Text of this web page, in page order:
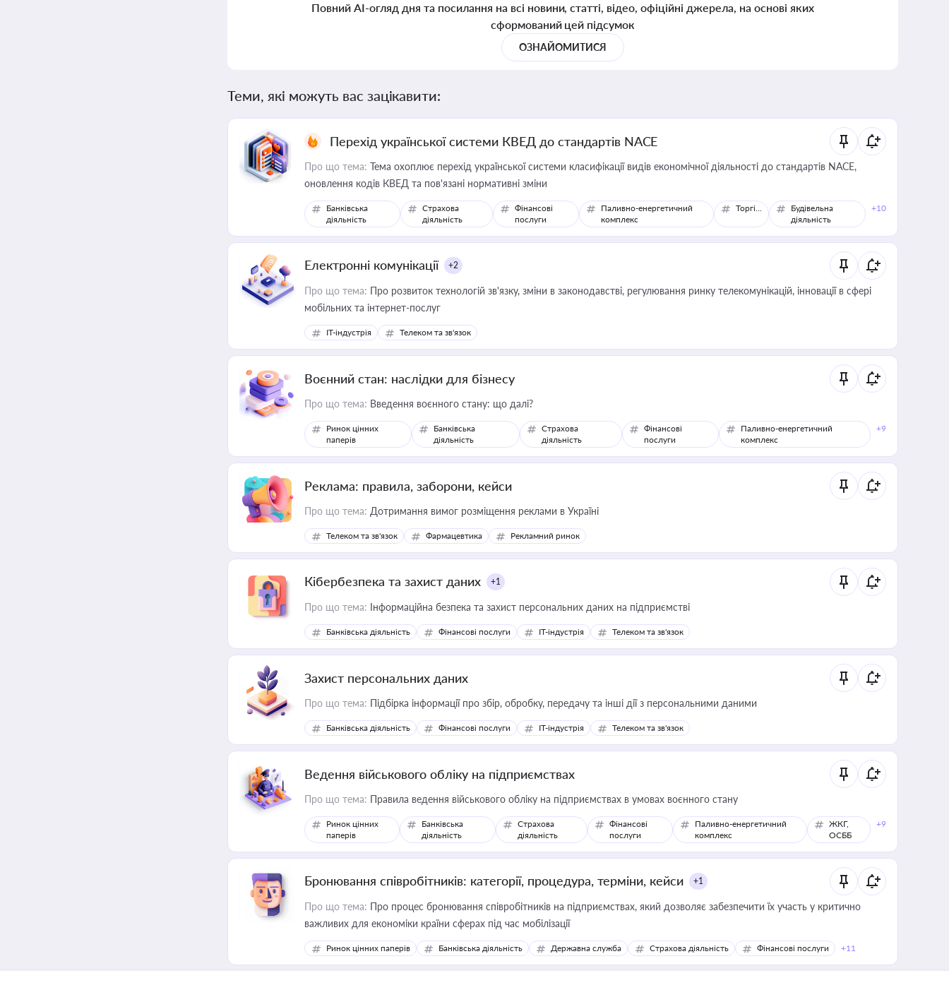
Повний AI-огляд дня та посилання на всі новини, статті, відео, офіційні джерела, на основі яких
сформований цей підсумок
ОЗНАЙОМИТИСЯ
Теми, які можуть вас зацікавити:
Перехід української системи КВЕД до стандартів NACE
Про що тема: Тема охоплює перехід української системи класифікації видів економічної діяльності до стандартів NACE,
оновлення кодів КВЕД та пов'язані нормативні зміни
Банківська
діяльність
Страхова
діяльність
Фінансові
послуги
Паливно-енергетичний
комплекс
Торгівля
Будівельна
діяльність
+10
Електронні комунікації +2
Про що тема: Про розвиток технологій зв'язку, зміни в законодавстві, регулювання ринку телекомунікацій, інновації в сфері
мобільних та інтернет-послуг
IT-індустрія Телеком та зв'язок
Воєнний стан: наслідки для бізнесу
Про що тема: Введення воєнного стану: що далі?
Ринок цінних
паперів
Банківська
діяльність
Страхова
діяльність
Фінансові
послуги
Паливно-енергетичний
комплекс
+9
Реклама: правила, заборони, кейси
Про що тема: Дотримання вимог розміщення реклами в Україні
Телеком та зв'язок Фармацевтика Рекламний ринок
Кібербезпека та захист даних +1
Про що тема: Інформаційна безпека та захист персональних даних на підприємстві
Банківська діяльність Фінансові послуги IT-індустрія Телеком та зв'язок
Захист персональних даних
Про що тема: Підбірка інформації про збір, обробку, передачу та інші дії з персональними даними
Банківська діяльність Фінансові послуги IT-індустрія Телеком та зв'язок
Ведення військового обліку на підприємствах
Про що тема: Правила ведення військового обліку на підприємствах в умовах воєнного стану
Ринок цінних
паперів
Банківська
діяльність
Страхова
діяльність
Фінансові
послуги
Паливно-енергетичний
комплекс
ЖКГ,
ОСББ
+9
Бронювання співробітників: категорії, процедура, терміни, кейси +1
Про що тема: Про процес бронювання співробітників на підприємствах, який дозволяє забезпечити їх участь у критично
важливих для економіки країни сферах під час мобілізації
Ринок цінних паперів Банківська діяльність Державна служба Страхова діяльність Фінансові послуги +11